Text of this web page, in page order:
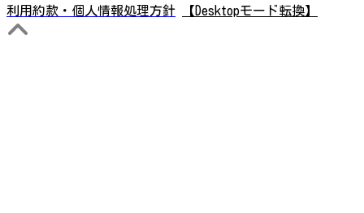
利用約款・個人情報処理方針
【Desktopモード転換】